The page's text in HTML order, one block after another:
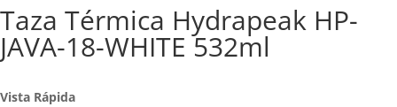
Taza Térmica Hydrapeak HP-
JAVA-18-WHITE 532ml
Vista Rápida